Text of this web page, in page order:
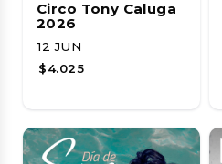
Circo Tony Caluga
2026
12 JUN
$4.025